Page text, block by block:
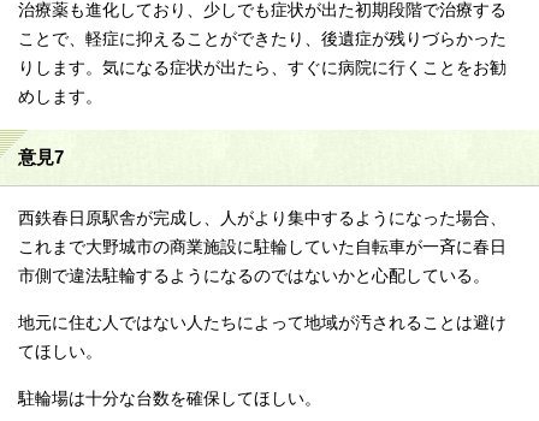
治療薬も進化しており、少しでも症状が出た初期段階で治療する
ことで、軽症に抑えることができたり、後遺症が残りづらかった
りします。気になる症状が出たら、すぐに病院に行くことをお勧
めします。
意見7
西鉄春日原駅舎が完成し、人がより集中するようになった場合、
これまで大野城市の商業施設に駐輪していた自転車が一斉に春日
市側で違法駐輪するようになるのではないかと心配している。
地元に住む人ではない人たちによって地域が汚されることは避け
てほしい。
駐輪場は十分な台数を確保してほしい。